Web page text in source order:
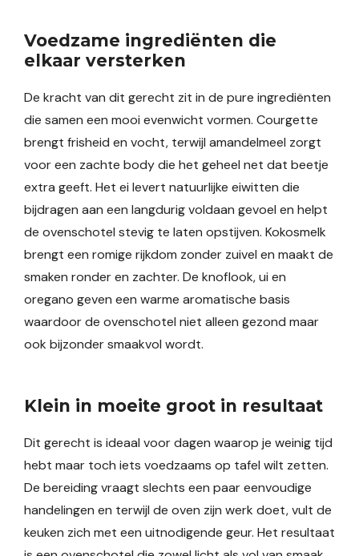
Voedzame ingrediënten die
elkaar versterken
De kracht van dit gerecht zit in de pure ingrediënten
die samen een mooi evenwicht vormen. Courgette
brengt frisheid en vocht, terwijl amandelmeel zorgt
voor een zachte body die het geheel net dat beetje
extra geeft. Het ei levert natuurlijke eiwitten die
bijdragen aan een langdurig voldaan gevoel en helpt
de ovenschotel stevig te laten opstijven. Kokosmelk
brengt een romige rijkdom zonder zuivel en maakt de
smaken ronder en zachter. De knoflook, ui en
oregano geven een warme aromatische basis
waardoor de ovenschotel niet alleen gezond maar
ook bijzonder smaakvol wordt.
Klein in moeite groot in resultaat
Dit gerecht is ideaal voor dagen waarop je weinig tijd
hebt maar toch iets voedzaams op tafel wilt zetten.
De bereiding vraagt slechts een paar eenvoudige
handelingen en terwijl de oven zijn werk doet, vult de
keuken zich met een uitnodigende geur. Het resultaat